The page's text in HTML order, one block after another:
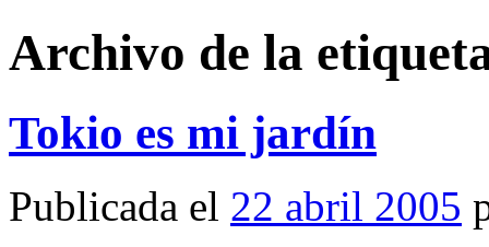
Archivo de la
Tokio es mi jardín
Publicada el 22 abril 2005